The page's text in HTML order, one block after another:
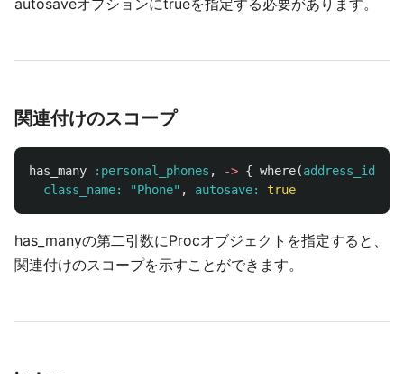
autosaveオプションにtrueを指定する必要があります。
関連付けのスコープ
has_many :personal_phones , -> { where(address_id:
class_name:
"Phone" , autosave: true
has_manyの第二引数にProcオブジェクトを指定すると、
関連付けのスコープを示すことができます。